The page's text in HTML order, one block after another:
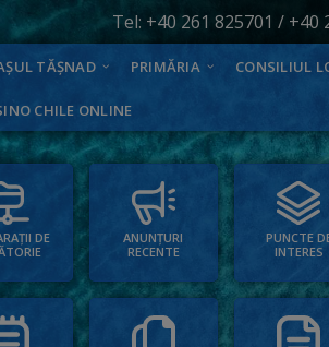
Tel: +40 261 825701 / +40
TĂȘNAD PRIMĂRIA CONSILIUL
CHILE ONLINE
DE
ANUNȚURI
RECENTE
PUNCTE
INTERES